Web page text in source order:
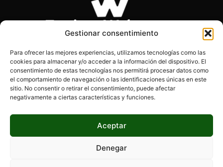
Gestionar consentimiento
Para ofrecer las mejores experiencias, utilizamos tecnologías como las
cookies para almacenar y/o acceder a la información del dispositivo. El
consentimiento de estas tecnologías nos permitirá procesar datos como
el comportamiento de navegación o las identificaciones únicas en este
sitio. No consentir o retirar el consentimiento, puede afectar
negativamente a ciertas características y funciones.
Aceptar
Denegar
SOBRE NOSOTROS
Páginas Webs es el blog de los desarrolladores, diseñadores
y programadores. Encontrarás información actualizada, tips,
consejos y mucho más.
SÍGUENOS